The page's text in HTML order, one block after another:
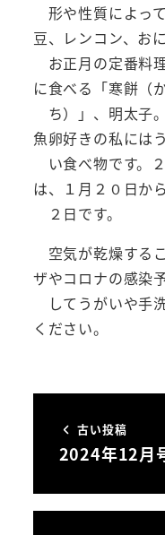
形や性質によっ
豆、レンコン、おに
お正月の定番料
に食べる「寒餅（
ち）」、明太子
魚卵好きの私には
い食べ物です。
は、１月２０日か
２日です。
空気が乾燥する
ザやコロナの感染
してうがいや手
ください。
古い投稿
2024年12月